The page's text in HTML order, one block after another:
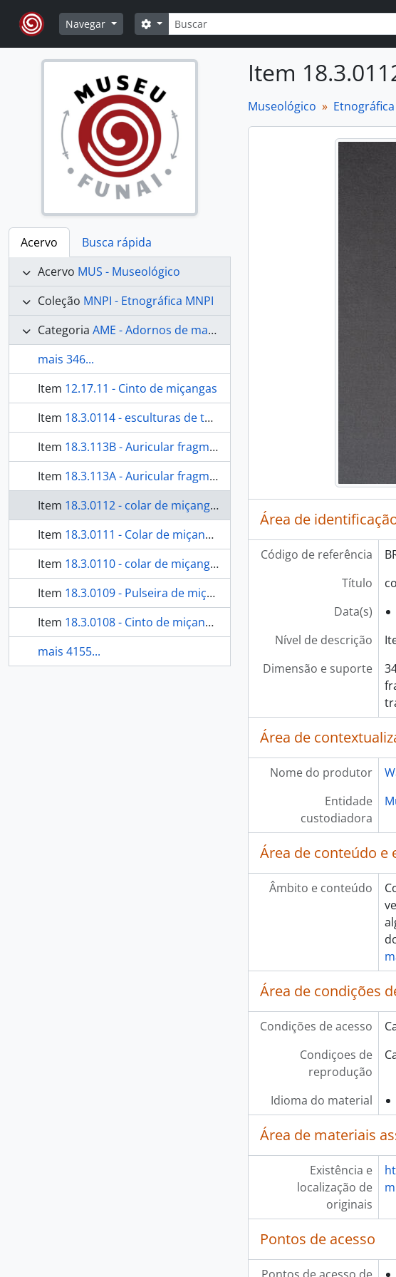
Skip to main content
Navegar
Buscar
Opções de busca
Acervo
Busca rápida
Acervo MUS - Museológico
Coleção MNPI - Etnográfica MNPI
Categoria AME - Adornos de materiais ecléticos, indumentária e toucador
mais 346...
Item 12.17.11 - Cinto de miçangas
Item 18.3.0114 - esculturas de tucum
Item 18.3.113B - Auricular fragmentos de madrepérola
Item 18.3.113A - Auricular fragmentos de madrepérola
Item 18.3.0112 - colar de miçangas
Item 18.3.0111 - Colar de miçangas
Item 18.3.0110 - colar de miçangas
Item 18.3.0109 - Pulseira de miçangas
Item 18.3.0108 - Cinto de miçangas
mais 4155...
Item
Museológico
Área de
Código de referência
Título
Data(s)
Nível de descrição
Dimensão e suporte
Área de
Nome do produtor
Entidade
custodiadora
Área de conteúdo e
Âmbito e conteúdo
Área de condições
Condições de acesso
Condiçoes de
reprodução
Idioma do material
Área de materiais
Existência e
localização de
originais
Pontos de acesso